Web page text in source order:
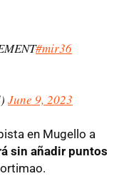
#mir36
June 9, 2023
en Mugello a
sin añadir puntos